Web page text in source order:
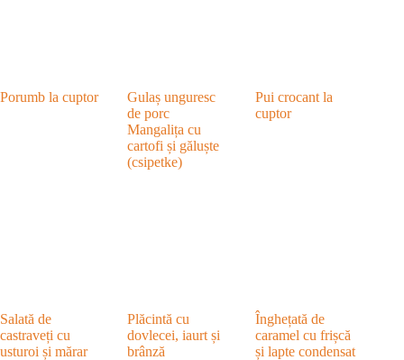
Porumb la cuptor
Gulaș unguresc
de porc
Mangalița cu
cartofi și găluște
(csipetke)
Pui crocant la
cuptor
Salată de
castraveți cu
usturoi și mărar
Plăcintă cu
dovlecei, iaurt și
brânză
Înghețată de
caramel cu frișcă
și lapte condensat